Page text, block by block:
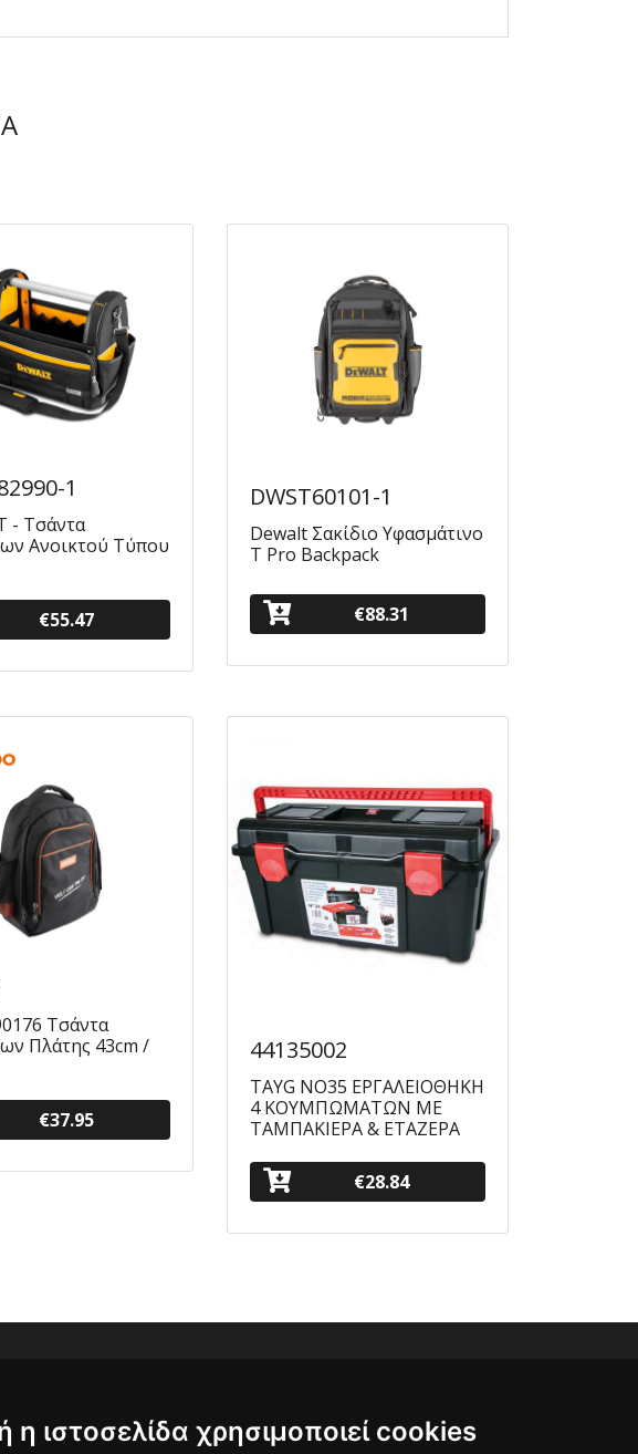
1
- Τσάντα
Ανοικτού Τύπου
€55.47
DWST60101-1
Dewalt Σακίδιο Υφασμάτινο
T Pro Backpack
€88.31
Τσάντα
Πλάτης 43cm /
€37.95
44135002
TAYG NO35 ΕΡΓΑΛΕΙΟΘΗΚΗ
4 ΚΟΥΜΠΩΜΑΤΩΝ ΜΕ
ΤΑΜΠΑΚΙΕΡΑ & ΕΤΑΖΕΡΑ
€28.84
2004
η ιστοσελίδα χρησιμοποιεί cookies